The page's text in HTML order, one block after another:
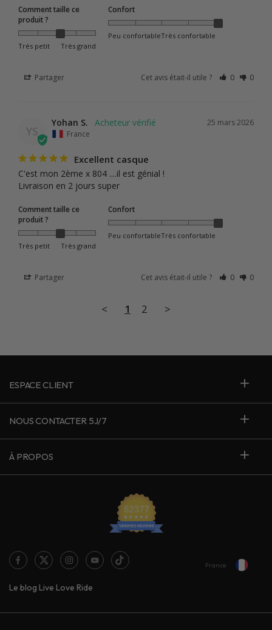
Comment taille ce
produit ?
Très petit Très grand
Confort
Peu confortableTrès confortable
Partager Cet avis était-il utile ? 0 0
YS
25 mars 2026
Yohan S.
France
Excellent casque
C'est mon 2ème x 804 ....il est génial !
Livraison en 2 jours super
Comment taille ce
produit ?
Très petit Très grand
Confort
Peu confortableTrès confortable
Partager Cet avis était-il utile ? 0 0
< 1 2 >
ESPACE CLIENT
NOUS CONTACTER 5J/7
À PROPOS
Le blog Live Love Ride
France